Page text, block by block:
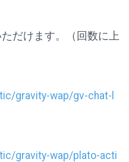
だけます。（回数に上
gravity-wap/gv-chat-l
gravity-wap/plato-acti